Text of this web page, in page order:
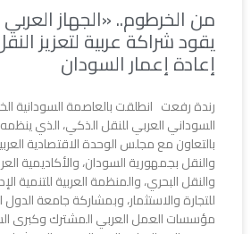
من الخرطوم.. «الجهاز
يقود شراكة عربية لتعزيز
إعادة إعمار السودان
رندة رفعت انطلقت بالعاصمة السودانية
السوداني العربي للنقل الذكي، الذي
بالتعاون مع مجلس الوحدة الاقتصادية
والنقل بجمهورية السودان، والأكاديمية
للتجارة والاستثمار، وبمشاركة جامعة
مؤسسات العمل العربي المشترك وكبرى